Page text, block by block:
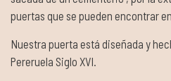
puertas que se pueden encontrar
Nuestra puerta está diseñada y
Pereruela Siglo XVI.